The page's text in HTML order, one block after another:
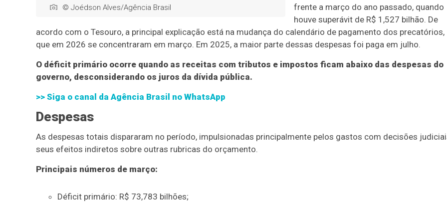
© Joédson Alves/Agência Brasil
frente a março do ano passado, quando
houve superávit de R$ 1,527 bilhão. De
acordo com o Tesouro, a principal explicação está na mudança do calendário de pagamento dos precatórios,
que em 2026 se concentraram em março. Em 2025, a maior parte dessas despesas foi paga em julho.
O déficit primário ocorre quando as receitas com tributos e impostos ficam abaixo das despesas do
governo, desconsiderando os juros da dívida pública.
>> Siga o canal da Agência Brasil no WhatsApp
Despesas
As despesas totais dispararam no período, impulsionadas principalmente pelos gastos com decisões
seus efeitos indiretos sobre outras rubricas do orçamento.
Principais números de março:
Déficit primário: R$ 73,783 bilhões;